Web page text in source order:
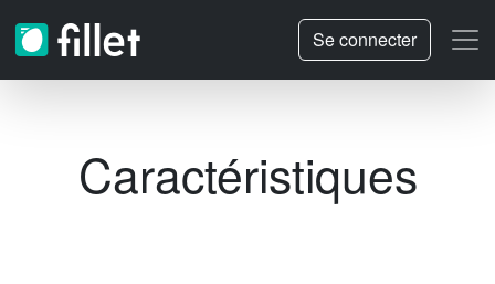
Se connecter
Caractéristiques